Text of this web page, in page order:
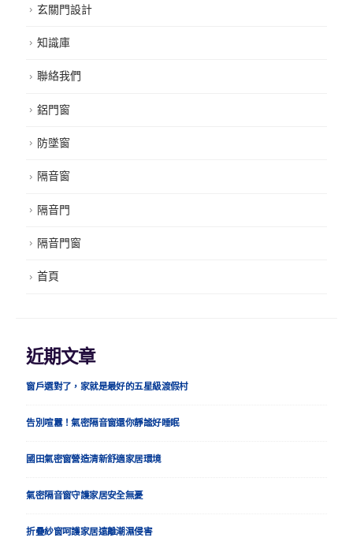
玄關門設計
知識庫
聯絡我們
鋁門窗
防墜窗
隔音窗
隔音門
隔音門窗
首頁
近期文章
窗戶選對了，家就是最好的五星級渡假村
告別喧囂！氣密隔音窗還你靜謐好睡眠
國田氣密窗營造清新舒適家居環境
氣密隔音窗守護家居安全無憂
折疊紗窗呵護家居遠離潮濕侵害